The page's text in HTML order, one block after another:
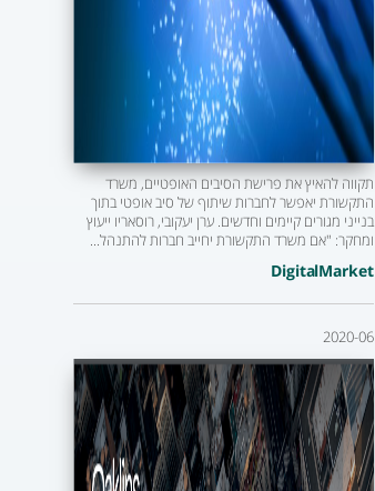
תקווה להאיץ את פרישת הסיבים האופטיים, משרד
התקשורת יאפשר לחברות שיתוף של סיב אופטי בתוך
בנייני מגורים קיימים וחדשים. ערן יעקובי, רוסאריו ייעוץ
ומחקר: "אם משרד התקשורת יחייב חברות להתנהל...
DigitalMarket
2020-06